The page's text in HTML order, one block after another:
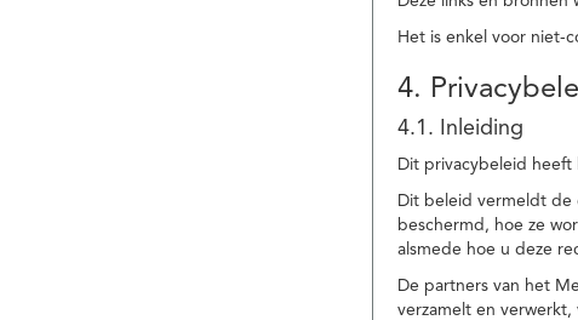
Het is enkel voor niet-
4.
4.1. Inleiding
Dit privacybeleid
Dit beleid vermeldt de
beschermd, hoe ze
alsmede hoe u deze
De partners van het
verzamelt en